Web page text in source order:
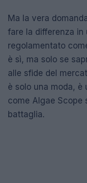
Ma la vera
fare la differenza
regolamentato
è sì, ma solo se
alle sfide del
è solo una moda, è
come Algae Scope
battaglia.